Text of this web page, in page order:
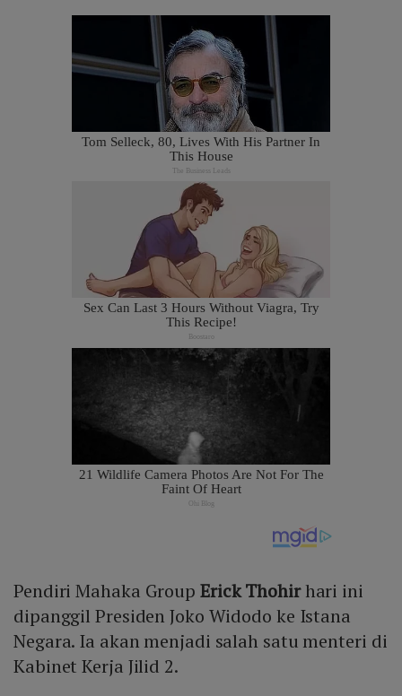
Pendiri Mahaka Group Erick Thohirhari ini
dipanggil Presiden Joko Widodo ke Istana
Negara. Ia akan menjadi salah satu menteri di
Kabinet Kerja Jilid 2.